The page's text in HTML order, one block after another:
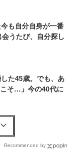
も自分自身が一番
うたび、自分探し
た45歳。でも、あ
そ…」今の40代に
ツは「パール×ゴー
正解！〈大野真理子
Recommended by